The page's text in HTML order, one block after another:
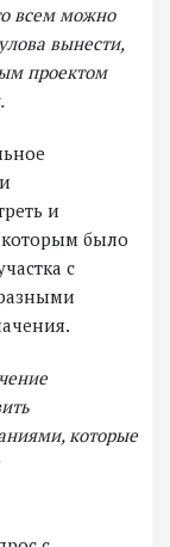
всем можно
вынести,
проектом
и
которым было
с
которые